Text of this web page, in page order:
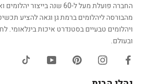
החברה פועלת מעל ל-60 שנה בייצור
מהבורסה ליהלומים ברמת גן וגאה להציע
ויהלומים טבעיים בסטנדרט איכות בינלאומי.
ובעולם.